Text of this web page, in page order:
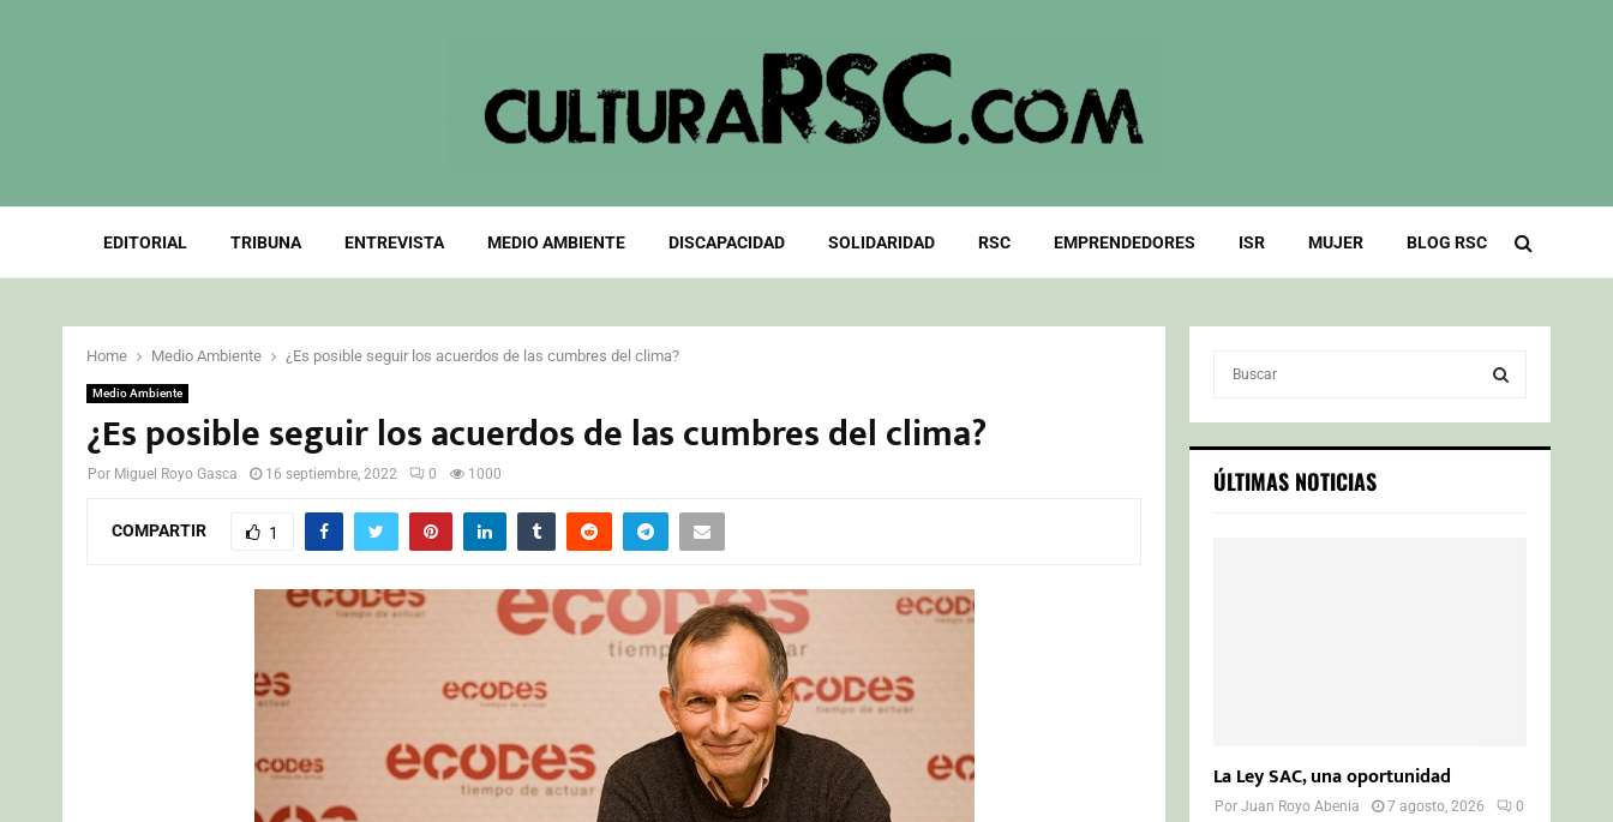
EDITORIAL TRIBUNA ENTREVISTA MEDIO AMBIENTE DISCAPACIDAD SOLIDARIDAD RSC EMPRENDEDORES ISR MUJER BLOG RSC
Home Medio Ambiente ¿Es posible seguir los acuerdos de las cumbres del clima?
Medio Ambiente
¿Es posible seguir los acuerdos de las cumbres del clima?
Por Miguel Royo Gasca 16 septiembre, 2022 0 1000
COMPARTIR 1
c
h
S
ÚLTIMAS NOTICIAS
La Ley SAC, una oportunidad
PorJuan Royo Abenia 7 agosto, 2026 0